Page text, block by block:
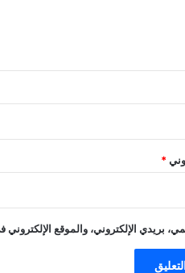
*
بريدي الإلكتروني، والموقع